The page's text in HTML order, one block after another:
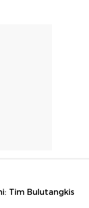
Tim Bulutangkis